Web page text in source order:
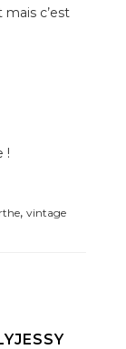
c’est
!
, vintage